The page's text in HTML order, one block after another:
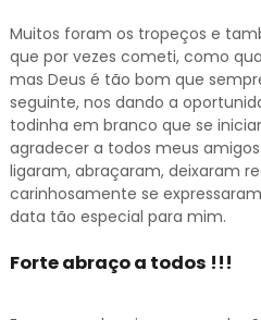
Muitos foram os tropeços e
que por vezes cometi, como
mas Deus é tão bom que
seguinte, nos dando a
todinha em branco que se
agradecer a todos meus
ligaram, abraçaram, deixaram
carinhosamente se
data tão especial para mim.
Forte abraço a todos !!!